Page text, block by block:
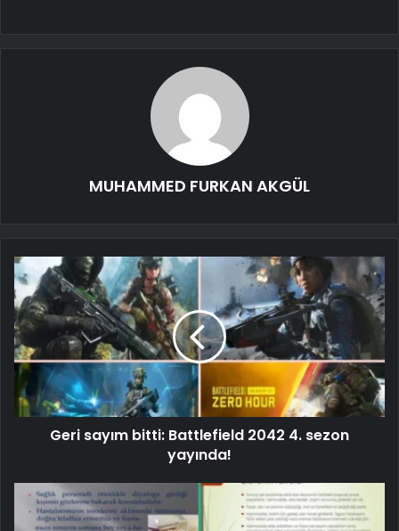
MUHAMMED FURKAN AKGÜL
Geri sayım bitti: Battlefield 2042 4. sezon
yayında!